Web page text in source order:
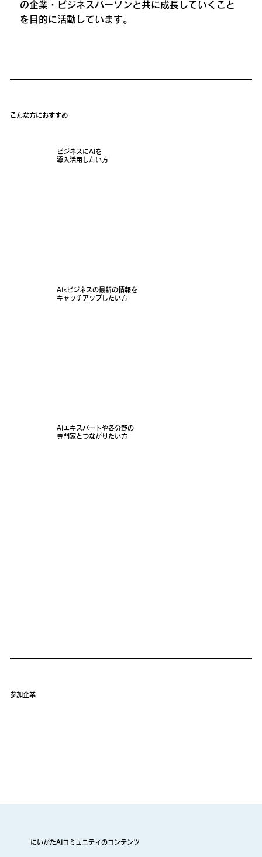
の企業・ビジネスパーソンと共に成長していくこと
を目的に活動しています。
こんな方におすすめ
ビジネスにAIを
導入活用したい方
AI×ビジネスの最新の情報を
キャッチアップしたい方
AIエキスパートや各分野の
専門家とつながりたい方
参加企業
にいがたAIコミュニティのコンテンツ